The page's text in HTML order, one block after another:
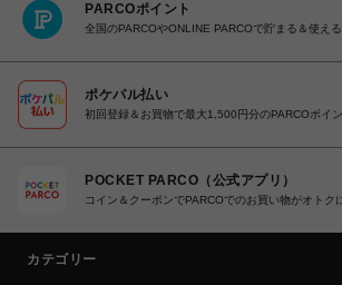
PARCOポイント
全国のPARCOやONLINE PARCOで貯まる＆使える
ポケパル払い
初回登録＆お買物で最大1,500円分のPARCOポイ
POCKET PARCO（公式アプリ）
コイン＆クーポンでPARCOでのお買い物がオトク
カテゴリー